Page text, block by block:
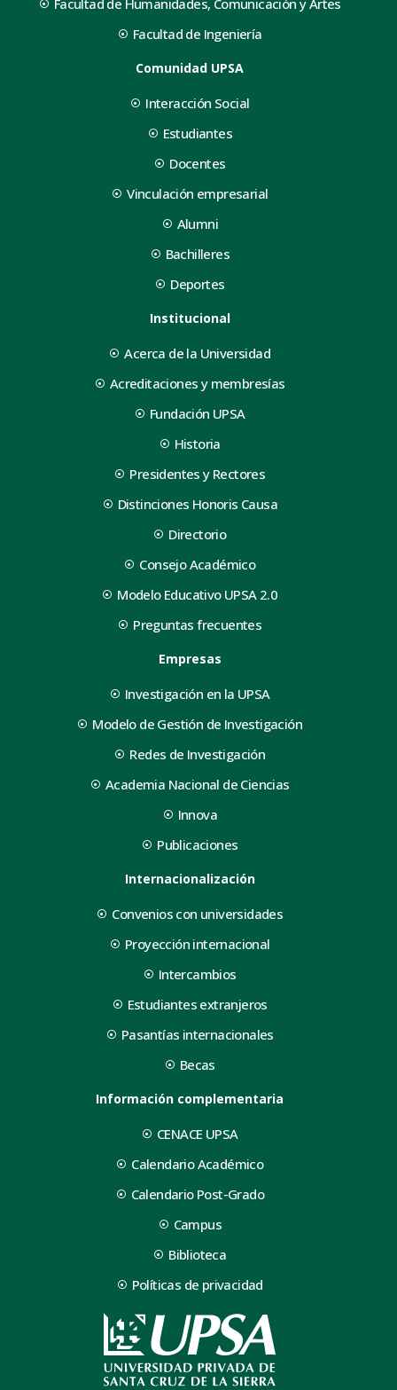
Facultad de Humanidades, Comunicación y Artes
Facultad de Ingeniería
Comunidad UPSA
Interacción Social
Estudiantes
Docentes
Vinculación empresarial
Alumni
Bachilleres
Deportes
Institucional
Acerca de la Universidad
Acreditaciones y membresías
Fundación UPSA
Historia
Presidentes y Rectores
Distinciones Honoris Causa
Directorio
Consejo Académico
Modelo Educativo UPSA 2.0
Preguntas frecuentes
Empresas
Investigación en la UPSA
Modelo de Gestión de Investigación
Redes de Investigación
Academia Nacional de Ciencias
Innova
Publicaciones
Internacionalización
Convenios con universidades
Proyección internacional
Intercambios
Estudiantes extranjeros
Pasantías internacionales
Becas
Información complementaria
CENACE UPSA
Calendario Académico
Calendario Post-Grado
Campus
Biblioteca
Políticas de privacidad